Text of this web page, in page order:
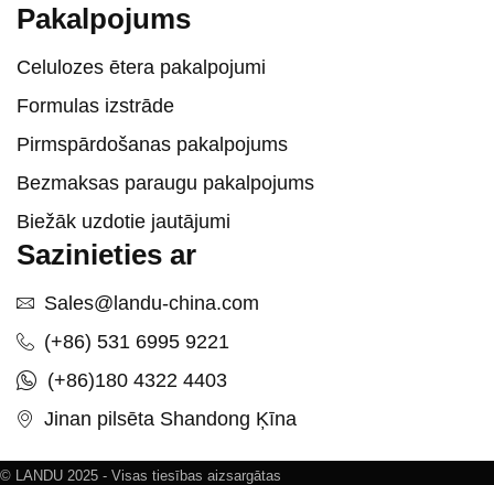
Pakalpojums
Celulozes ētera pakalpojumi
Formulas izstrāde
Pirmspārdošanas pakalpojums
Bezmaksas paraugu pakalpojums
Biežāk uzdotie jautājumi
Sazinieties ar
Sales@landu-china.com
(+86) 531 6995 9221
(+86)180 4322 4403
Jinan pilsēta Shandong Ķīna
© LANDU 2025 - Visas tiesības aizsargātas